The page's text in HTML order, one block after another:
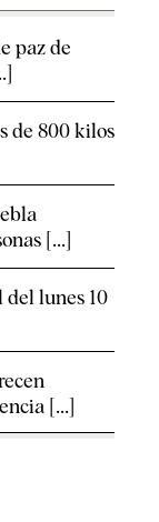
paz de
de 800 kilos
[...]
del lunes 10
[...]